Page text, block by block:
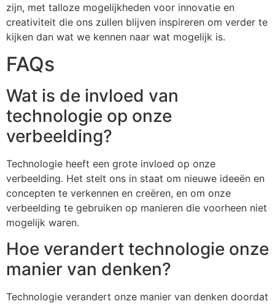
zijn, met talloze mogelijkheden voor innovatie en
creativiteit die ons zullen blijven inspireren om verder te
kijken dan wat we kennen naar wat mogelijk is.
FAQs
Wat is de invloed van
technologie op onze
verbeelding?
Technologie heeft een grote invloed op onze
verbeelding. Het stelt ons in staat om nieuwe ideeën en
concepten te verkennen en creëren, en om onze
verbeelding te gebruiken op manieren die voorheen niet
mogelijk waren.
Hoe verandert technologie onze
manier van denken?
Technologie verandert onze manier van denken doordat